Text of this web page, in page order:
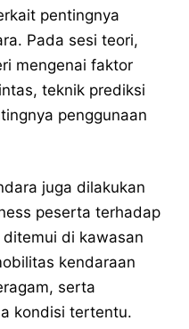
pentingnya
Pada sesi teori,
mengenai faktor
teknik prediksi
penggunaan
juga dilakukan
peserta terhadap
di kawasan
kendaraan
serta
kondisi tertentu.